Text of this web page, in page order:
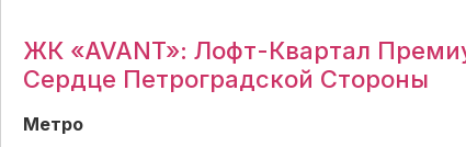
ЖК «AVANT»: Лофт-Квартал
Сердце Петроградской Стороны
Метро